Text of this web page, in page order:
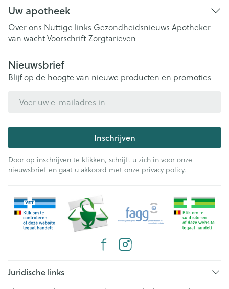
Uw apotheek
Over ons Nuttige links Gezondheidsnieuws Apotheker
van wachtVoorschriftZorgtarieven
Nieuwsbrief
Blijf op de hoogte van nieuwe producten en promoties
Inschrijven
Door op inschrijven te klikken, schrijft u zich in voor onze
nieuwsbrief en gaat u akkoord met onze privacy policy.
Juridische links